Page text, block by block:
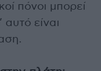
πόνοι μπορεί
είναι